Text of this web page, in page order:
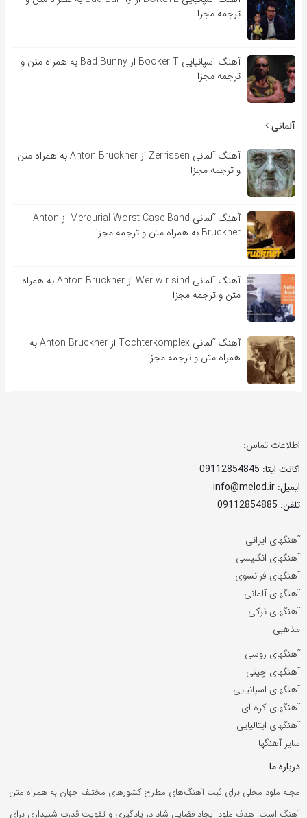
ترجمه مجزا
آهنگ اسپانیایی Booker T از Bad Bunny به همراه متن و
ترجمه مجزا
آلمانی
آهنگ آلمانی Zerrissen از Anton Bruckner به همراه متن
و ترجمه مجزا
آهنگ آلمانی Mercurial Worst Case Band از Anton
Bruckner به همراه متن و ترجمه مجزا
آهنگ آلمانی Wer wir sind از Anton Bruckner به همراه
متن و ترجمه مجزا
آهنگ آلمانی Tochterkomplex از Anton Bruckner به
همراه متن و ترجمه مجزا
اطلاعات تماس:
اکانت ایتا: 09112854845
ایمیل: info@melod.ir
تلفن: 09112854885
آهنگهای ایرانی
آهنگهای انگلیسی
آهنگهای فرانسوی
آهنگهای آلمانی
آهنگهای ترکی
مذهبی
آهنگهای روسی
آهنگهای چینی
آهنگهای اسپانیایی
آهنگهای کره ای
آهنگهای ایتالیایی
سایر آهنگها
درباره ما
مجله ملود محلی برای ثبت آهنگ‌های مطرح کشورهای مختلف جهان به همراه متن
آهنگ است. هدف ملود ایجاد فضایی شاد در یادگیری و تقویت قدرت شنیداری برای